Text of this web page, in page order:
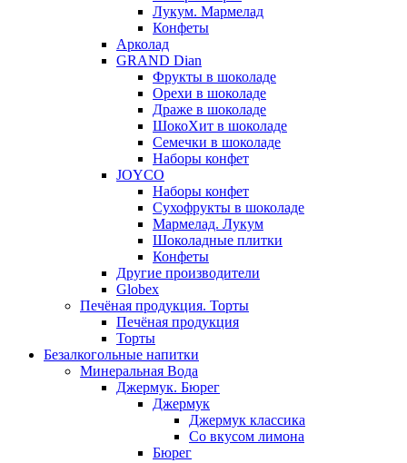
Лукум. Мармелад
Конфеты
Арколад
GRAND Dian
Фрукты в шоколаде
Орехи в шоколаде
Драже в шоколаде
ШокоХит в шоколаде
Семечки в шоколаде
Наборы конфет
JOYCO
Наборы конфет
Сухофрукты в шоколаде
Мармелад. Лукум
Шоколадные плитки
Конфеты
Другие производители
Globex
Печёная продукция. Торты
Печёная продукция
Торты
Безалкогольные напитки
Минеральная Вода
Джермук. Бюрег
Джермук
Джермук классика
Со вкусом лимона
Бюрег